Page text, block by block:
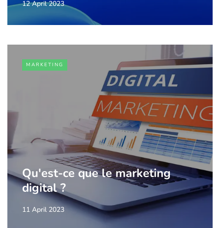
12 April 2023
MARKETING
Qu'est-ce que le marketing
digital ?
11 April 2023